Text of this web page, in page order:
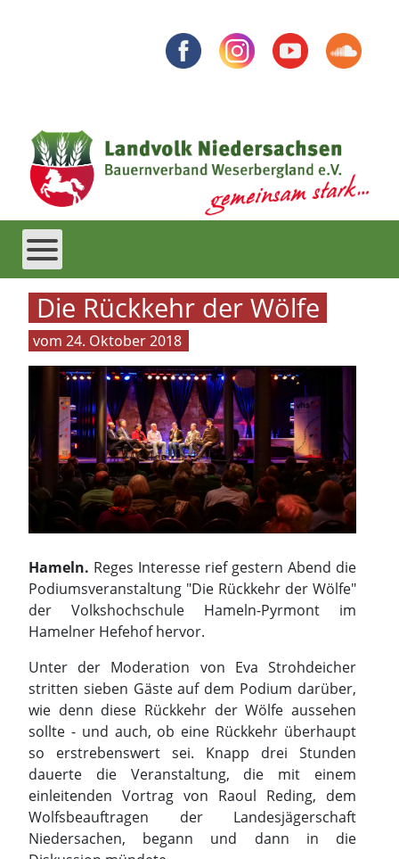
Die Rückkehr der Wölfe
24. Oktober 2018
Hameln. Reges Interesse rief gestern Abend die
Podiumsveranstaltung "Die Rückkehr der Wölfe"
der Volkshochschule Hameln-Pyrmont im
Hamelner Hefehof hervor.
Unter der Moderation von Eva Strohdeicher
stritten sieben Gäste auf dem Podium darüber,
wie denn diese Rückkehr der Wölfe aussehen
sollte - und auch, ob eine Rückkehr überhaupt
so erstrebenswert sei. Knapp drei Stunden
dauerte die Veranstaltung, die mit einem
einleitenden Vortrag von Raoul Reding, dem
Wolfsbeauftragen der Landesjägerschaft
Niedersachen, begann und dann in die